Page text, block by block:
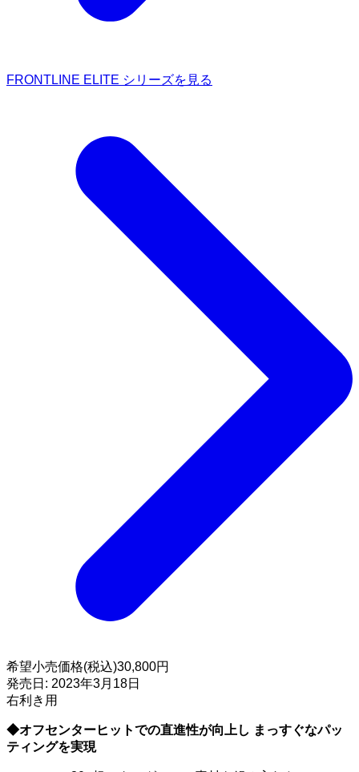
FRONTLINE ELITE シリーズを見る
希望小売価格(税込)30,800円
発売日: 2023年3月18日
右利き用
◆オフセンターヒットでの直進性が向上し まっすぐなパッ
ティングを実現